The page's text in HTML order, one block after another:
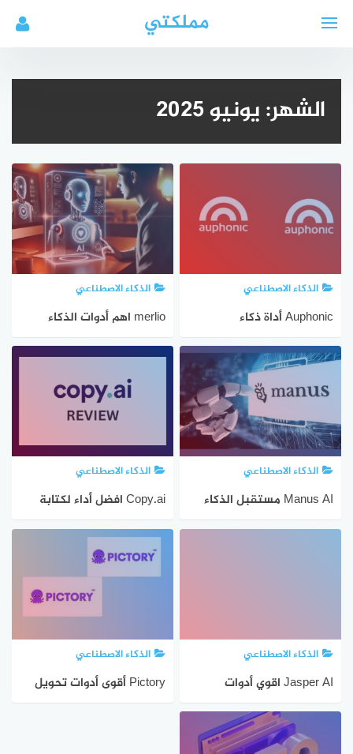
مملكتي
الشهر:يونيو 2025
الذكاء الاصطناعي
Auphonic أداة ذكاء
اصطناعي
الذكاء الاصطناعي
merlio اهم أدوات الذكاء
الاصطناعي
الذكاء الاصطناعي
Manus AI مستقبل الذكاء
الاصطناعي
الذكاء الاصطناعي
Copy.ai افضل أداء لكتابة
المحتوي
الذكاء الاصطناعي
Jasper AI اقوي أدوات
الكتابة بالذكاء الاصطناعي
الذكاء الاصطناعي
Pictory أقوى أدوات تحويل